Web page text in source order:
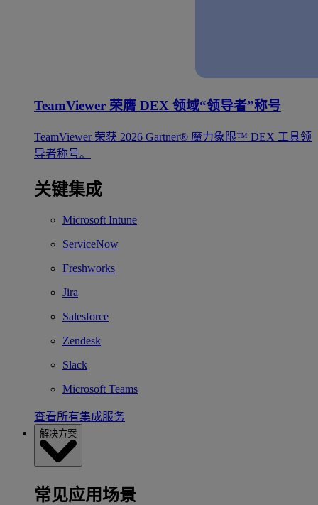
TeamViewer 荣膺 DEX 领域“领导者”称号
TeamViewer 荣获 2026 Gartner® 魔力象限™ DEX 工具领
导者称号。
关键集成
Microsoft Intune
ServiceNow
Freshworks
Jira
Salesforce
Zendesk
Slack
Microsoft Teams
查看所有集成服务
解决方案
常见应用场景